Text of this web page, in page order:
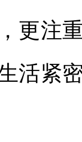
更注
活紧